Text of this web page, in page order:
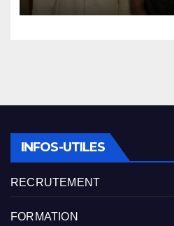
INFOS-UTILES
RECRUTEMENT
FORMATION